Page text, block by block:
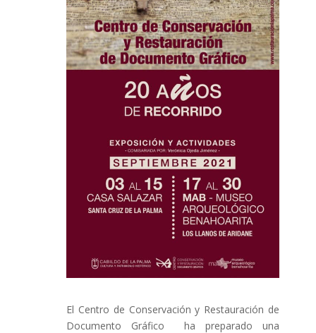
El Centro de Conservación y Restauración de
Documento Gráfico ha preparado una